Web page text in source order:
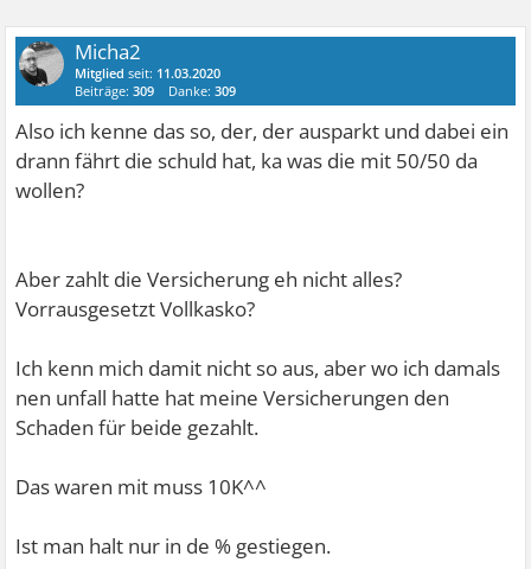
Micha2
Mitglied seit: 11.03.2020
Beiträge:309 Danke:309
Also ich kenne das so, der, der ausparkt und dabei ein
drann fährt die schuld hat, ka was die mit 50/50 da
wollen?
Aber zahlt die Versicherung eh nicht alles?
Vorrausgesetzt Vollkasko?
Ich kenn mich damit nicht so aus, aber wo ich damals
nen unfall hatte hat meine Versicherungen den
Schaden für beide gezahlt.
Das waren mit muss 10K^^
Ist man halt nur in de % gestiegen.